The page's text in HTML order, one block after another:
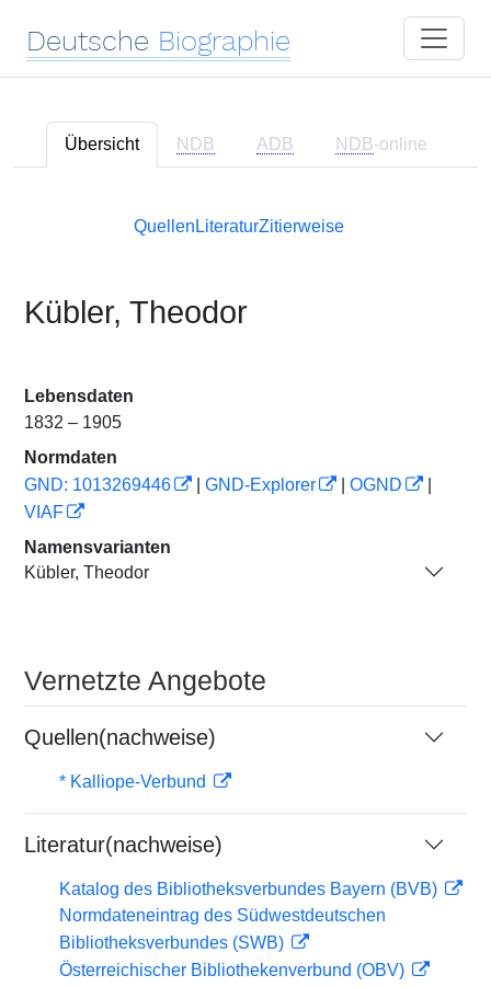
Deutsche Biographie
Übersicht NDB ADB NDB-online
Quellen LiteraturZitierweise
Kübler, Theodor
Lebensdaten
1832 – 1905
Normdaten
GND: 1013269446
GND-Explorer OGND
VIAF
Namensvarianten
Kübler, Theodor
Vernetzte Angebote
Quellen(nachweise)
* Kalliope-Verbund
Literatur(nachweise)
Katalog des Bibliotheksverbundes Bayern (BVB)
Normdateneintrag des Südwestdeutschen
Bibliotheksverbundes (SWB)
Österreichischer Bibliothekenverbund (OBV)